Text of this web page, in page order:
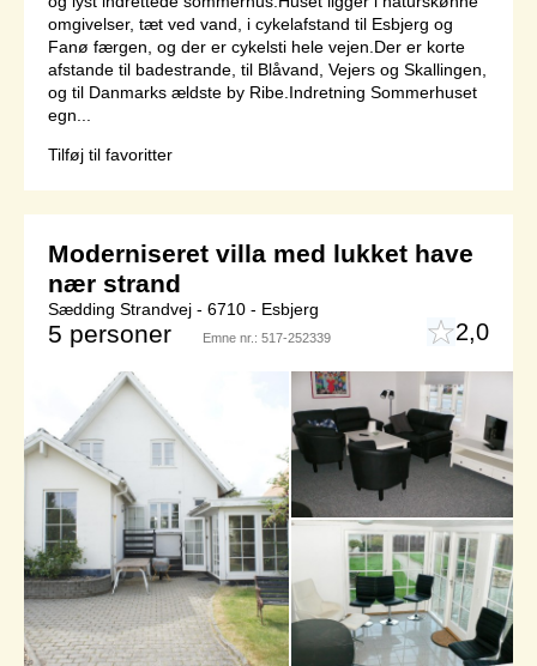
omgivelser, tæt ved vand, i cykelafstand til Esbjerg og
Fanø færgen, og der er cykelsti hele vejen.Der er korte
afstande til badestrande, til Blåvand, Vejers og Skallingen,
og til Danmarks ældste by Ribe.Indretning Sommerhuset
egn...
Tilføj til favoritter
Moderniseret villa med lukket have
nær strand
Sædding Strandvej - 6710 - Esbjerg
5 personer Emne nr.: 517-252339 2,0